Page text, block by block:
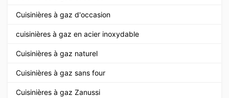
Cuisinières à gaz d'occasion
cuisinières à gaz en acier inoxydable
Cuisinières à gaz naturel
Cuisinières à gaz sans four
Cuisinières à gaz Zanussi